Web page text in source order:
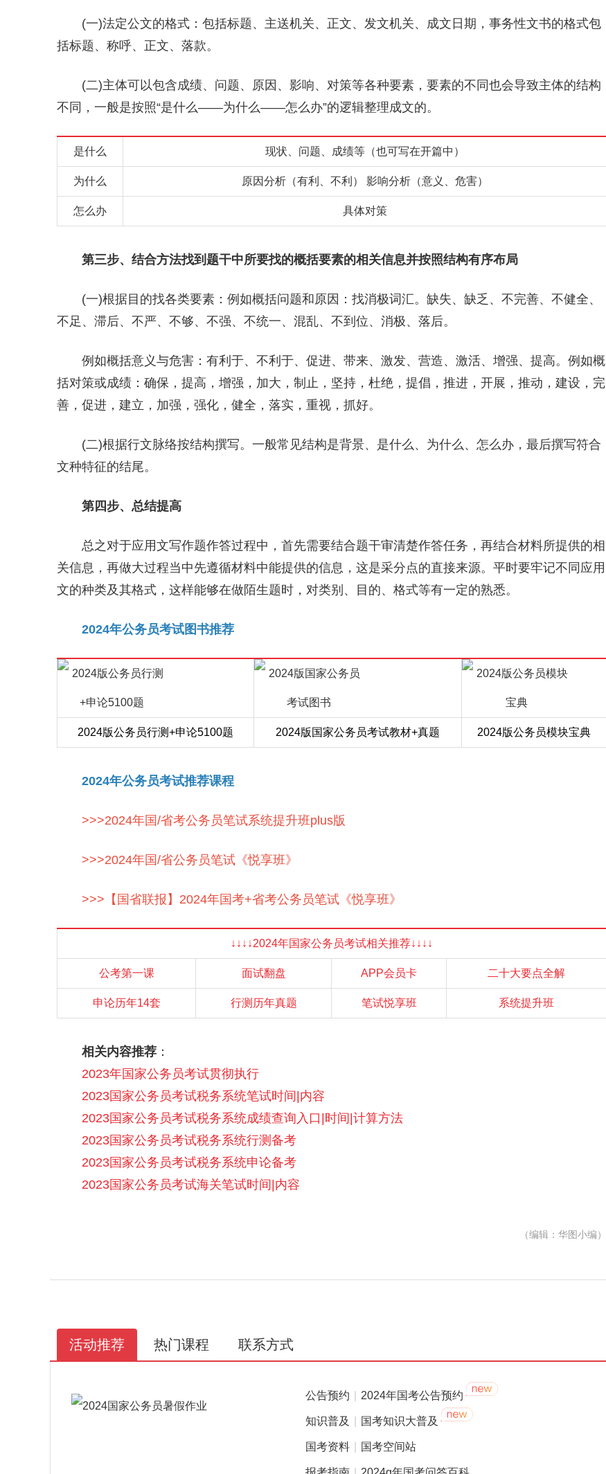
(一)法定公文的格式：包括标题、主送机关、正文、发文机关、成文日期，事务性文书的格式包
括标题、称呼、正文、落款。
(二)主体可以包含成绩、问题、原因、影响、对策等各种要素，要素的不同也会导致主体的结构
不同，一般是按照“是什么——为什么——怎么办”的逻辑整理成文的。
是什么 现状、问题、成绩等（也可写在开篇中）
为什么 原因分析（有利、不利） 影响分析（意义、危害）
怎么办 具体对策
第三步、结合方法找到题干中所要找的概括要素的相关信息并按照结构有序布局
(一)根据目的找各类要素：例如概括问题和原因：找消极词汇。缺失、缺乏、不完善、不健全、
不足、滞后、不严、不够、不强、不统一、混乱、不到位、消极、落后。
例如概括意义与危害：有利于、不利于、促进、带来、激发、营造、激活、增强、提高。例如概
括对策或成绩：确保，提高，增强，加大，制止，坚持，杜绝，提倡，推进，开展，推动，建设，完
善，促进，建立，加强，强化，健全，落实，重视，抓好。
(二)根据行文脉络按结构撰写。一般常见结构是背景、是什么、为什么、怎么办，最后撰写符合
文种特征的结尾。
第四步、总结提高
总之对于应用文写作题作答过程中，首先需要结合题干审清楚作答任务，再结合材料所提供的相
关信息，再做大过程当中先遵循材料中能提供的信息，这是采分点的直接来源。平时要牢记不同应用
文的种类及其格式，这样能够在做陌生题时，对类别、目的、格式等有一定的熟悉。
2024年公务员考试图书推荐
2024版公务员行测+申论5100题 2024版国家公务员考试教材+真题 2024版公务员模块宝典
2024年公务员考试推荐课程
>>>2024年国/省考公务员笔试系统提升班plus版
>>>2024年国/省公务员笔试《悦享班》
>>>【国省联报】2024年国考+省考公务员笔试《悦享班》
↓↓↓↓2024年国家公务员考试相关推荐↓↓↓↓
公考第一课 面试翻盘 APP会员卡 二十大要点全解
申论历年14套 行测历年真题 笔试悦享班 系统提升班
相关内容推荐 ：
2023年国家公务员考试贯彻执行
2023国家公务员考试税务系统笔试时间|内容
2023国家公务员考试税务系统成绩查询入口|时间|计算方法
2023国家公务员考试税务系统行测备考
2023国家公务员考试税务系统申论备考
2023国家公务员考试海关笔试时间|内容
（编辑：华图小编）
活动推荐 热门课程 联系方式
公告预约 2024年国考公告预约
知识普及 国考知识大普及
国考资料 国考空间站